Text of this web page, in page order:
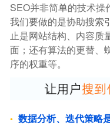
SEO并非简单的技术操
我们要做的是协助搜索
止是网站结构、内容质
面；还有算法的更替、
序的权重等。
数据分析、迭代策略